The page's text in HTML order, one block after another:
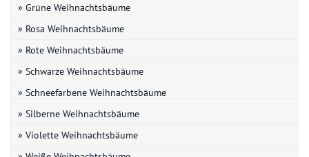
» Grüne Weihnachtsbäume
» Rosa Weihnachtsbäume
» Rote Weihnachtsbäume
» Schwarze Weihnachtsbäume
» Schneefarbene Weihnachtsbäume
» Silberne Weihnachtsbäume
» Violette Weihnachtsbäume